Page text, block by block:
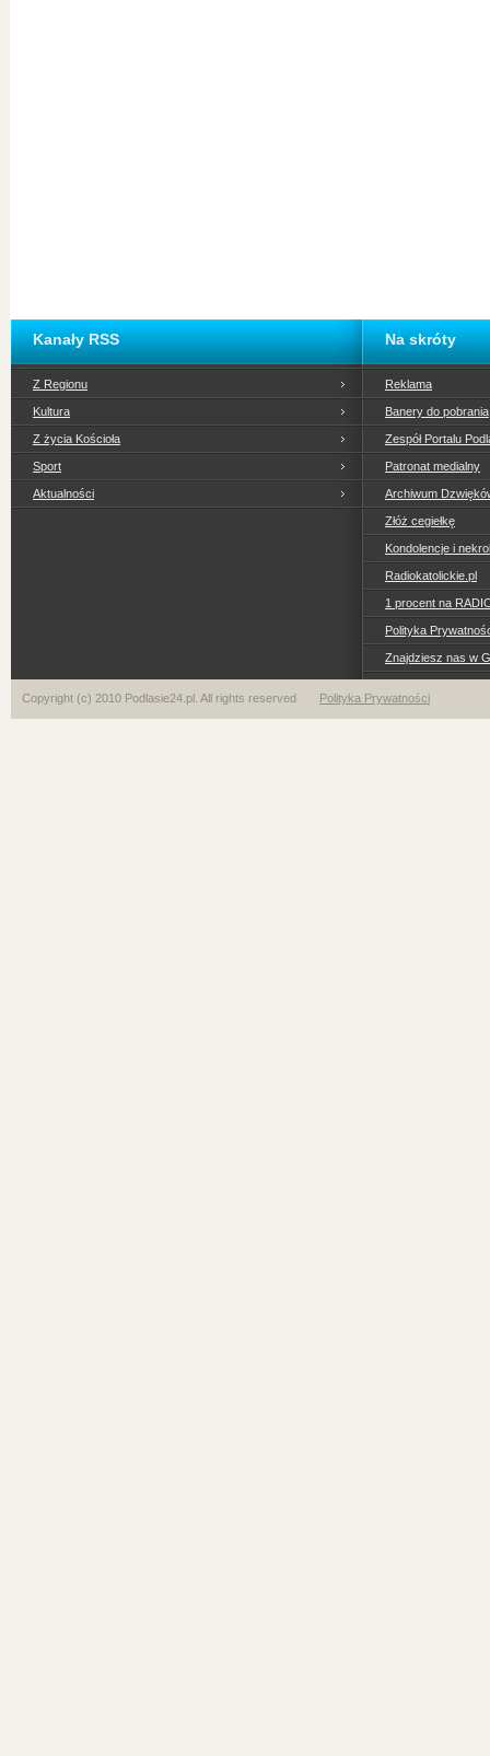
Kanały RSS
Z Regionu
Kultura
Z życia Kościoła
Sport
Aktualności
Na skróty
Reklama
Banery do pobrania
Zespół Portalu
Patronat medialny
Archiwum
Złóż cegiełkę
Kondolencje i
Radiokatolickie.pl
1 procent na
Polityka
Znajdziesz nas w
Copyright (c) 2010 Podlasie24.pl. All rights reserved Polityka Prywatności